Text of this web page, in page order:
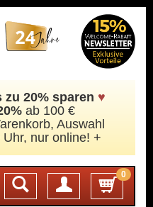
zu 20% sparen ♥
ab 100 €
Auswahl
nur online! +
0
Login